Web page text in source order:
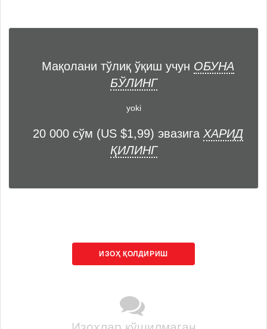
Мақолани тўлиқ ўқиш учун ОБУНА
БЎЛИНГ
yoki
20 000 сўм (US $1,99) эвазига ХАРИД
ҚИЛИНГ
ИЗОҲ ҚОЛДИРИШ